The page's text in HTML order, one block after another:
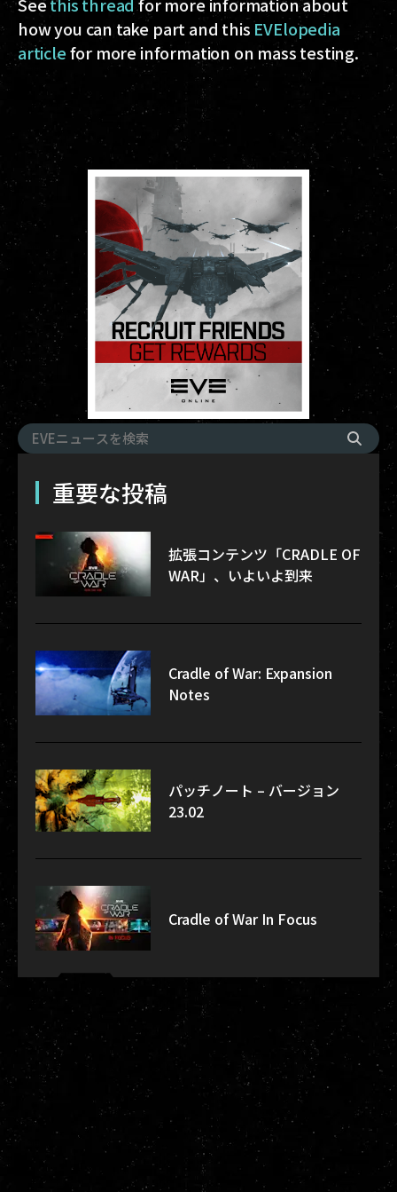
how you can take part and this EVElopedia
articlefor more information on mass testing.
重要な投稿
拡張コンテンツ「CRADLE OF
WAR」、いよいよ到来
Cradle of War: Expansion
Notes
パッチノート – バージョン
23.02
Cradle of War In Focus